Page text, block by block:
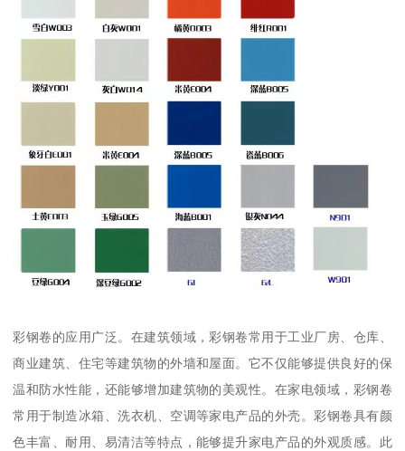
彩钢卷的应用广泛。在建筑领域，彩钢卷常用于工业厂房、仓库、
商业建筑、住宅等建筑物的外墙和屋面。它不仅能够提供良好的保
温和防水性能，还能够增加建筑物的美观性。在家电领域，彩钢卷
常用于制造冰箱、洗衣机、空调等家电产品的外壳。彩钢卷具有颜
色丰富、耐用、易清洁等特点，能够提升家电产品的外观质感。此